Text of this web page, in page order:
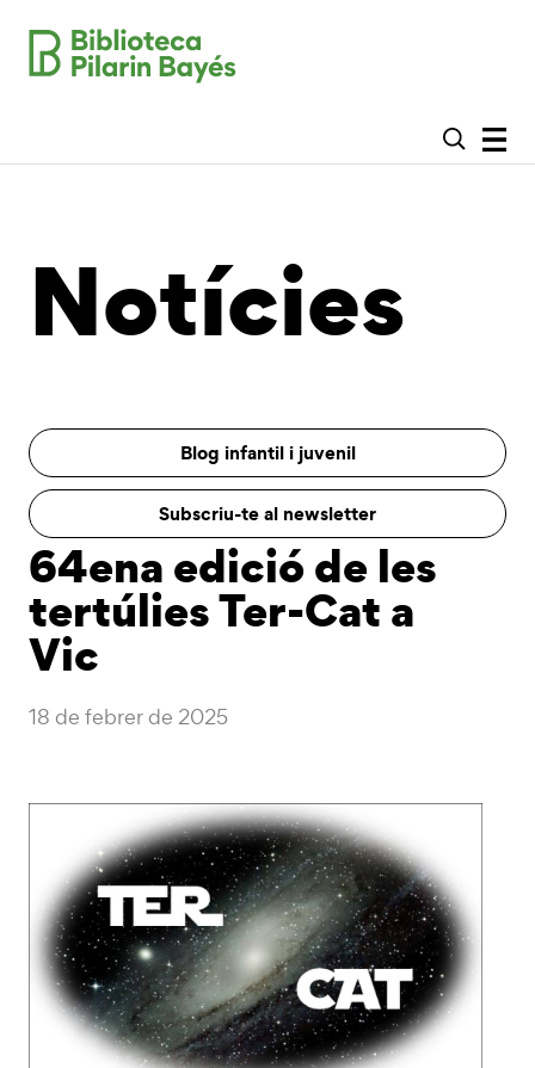
Notícies
Blog infantil i juvenil
Subscriu-te al newsletter
64ena edició de les
tertúlies Ter-Cat a
Vic
18 de febrer de 2025